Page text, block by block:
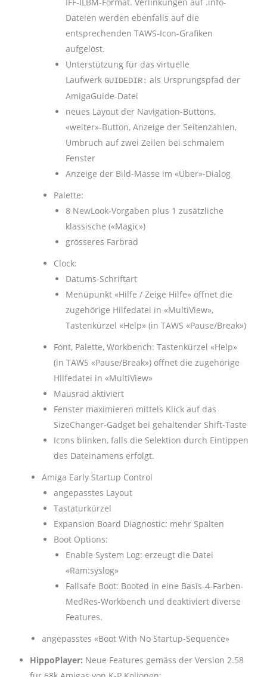
Dateien werden ebenfalls auf die
entsprechenden TAWS-Icon-Grafiken
aufgelöst.
Unterstützung für das virtuelle
Laufwerk GUIDEDIR: als Ursprungspfad der
AmigaGuide-Datei
neues Layout der Navigation-Buttons,
«weiter»-Button, Anzeige der Seitenzahlen,
Umbruch auf zwei Zeilen bei schmalem
Fenster
Anzeige der Bild-Masse im «Über»-Dialog
Palette:
8 NewLook-Vorgaben plus 1 zusätzliche
klassische («Magic»)
grösseres Farbrad
Clock:
Datums-Schriftart
Menüpunkt «Hilfe / Zeige Hilfe» öffnet die
zugehörige Hilfedatei in «MultiView»,
Tastenkürzel «Help» (in TAWS «Pause/Break»)
Font, Palette, Workbench: Tastenkürzel «Help»
(in TAWS «Pause/Break») öffnet die zugehörige
Hilfedatei in «MultiView»
Mausrad aktiviert
Fenster maximieren mittels Klick auf das
SizeChanger-Gadget bei gehaltender Shift-Taste
Icons blinken, falls die Selektion durch Eintippen
des Dateinamens erfolgt.
Amiga Early Startup Control
angepasstes Layout
Tastaturkürzel
Expansion Board Diagnostic: mehr Spalten
Boot Options:
Enable System Log: erzeugt die Datei
«Ram:syslog»
Failsafe Boot: Booted in eine Basis-4-Farben-
MedRes-Workbench und deaktiviert diverse
Features.
angepasstes «Boot With No Startup-Sequence»
HippoPlayer: Neue Features gemäss der Version 2.58